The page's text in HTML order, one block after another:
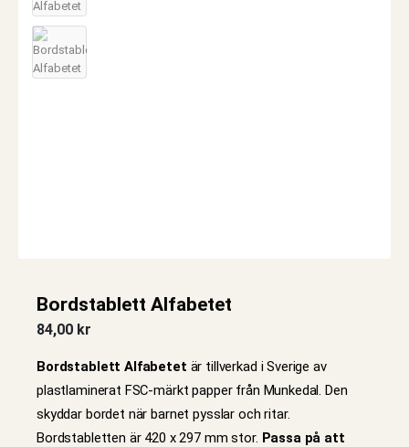
Bordstablett Alfabetet
84,00 kr
Bordstablett Alfabetet är tillverkad i Sverige av
plastlaminerat FSC-märkt papper från Munkedal. Den
skyddar bordet när barnet pysslar och ritar.
Bordstabletten är 420 x 297 mm stor. Passa på att